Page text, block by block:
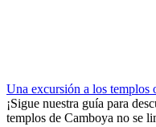
Una excursión a los templos
¡Sigue nuestra guía para
templos de Camboya no se